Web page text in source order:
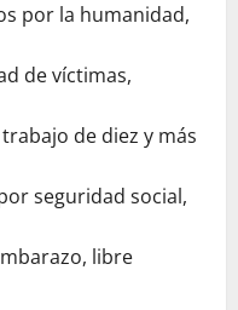
por la humanidad,
de víctimas,
de diez y más
seguridad social,
libre